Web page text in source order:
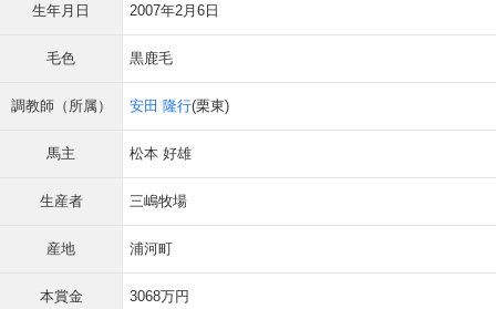
生年月日 2007年2月6日
毛色 黒鹿毛
調教師（所属） 安田 隆行(栗東)
馬主 松本 好雄
生産者 三嶋牧場
産地 浦河町
本賞金 3068万円